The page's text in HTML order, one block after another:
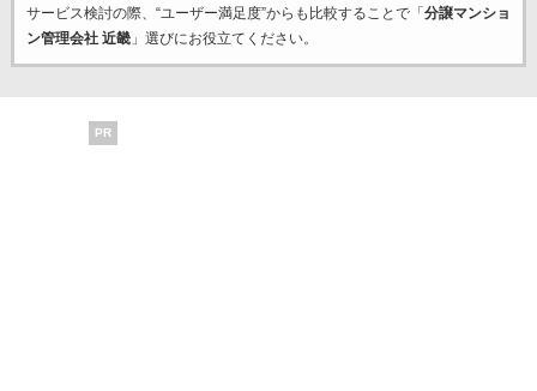
サービス検討の際、“ユーザー満足度”からも比較することで「 分譲マンショ
ン管理会社 近畿」選びにお役立てください。
PR